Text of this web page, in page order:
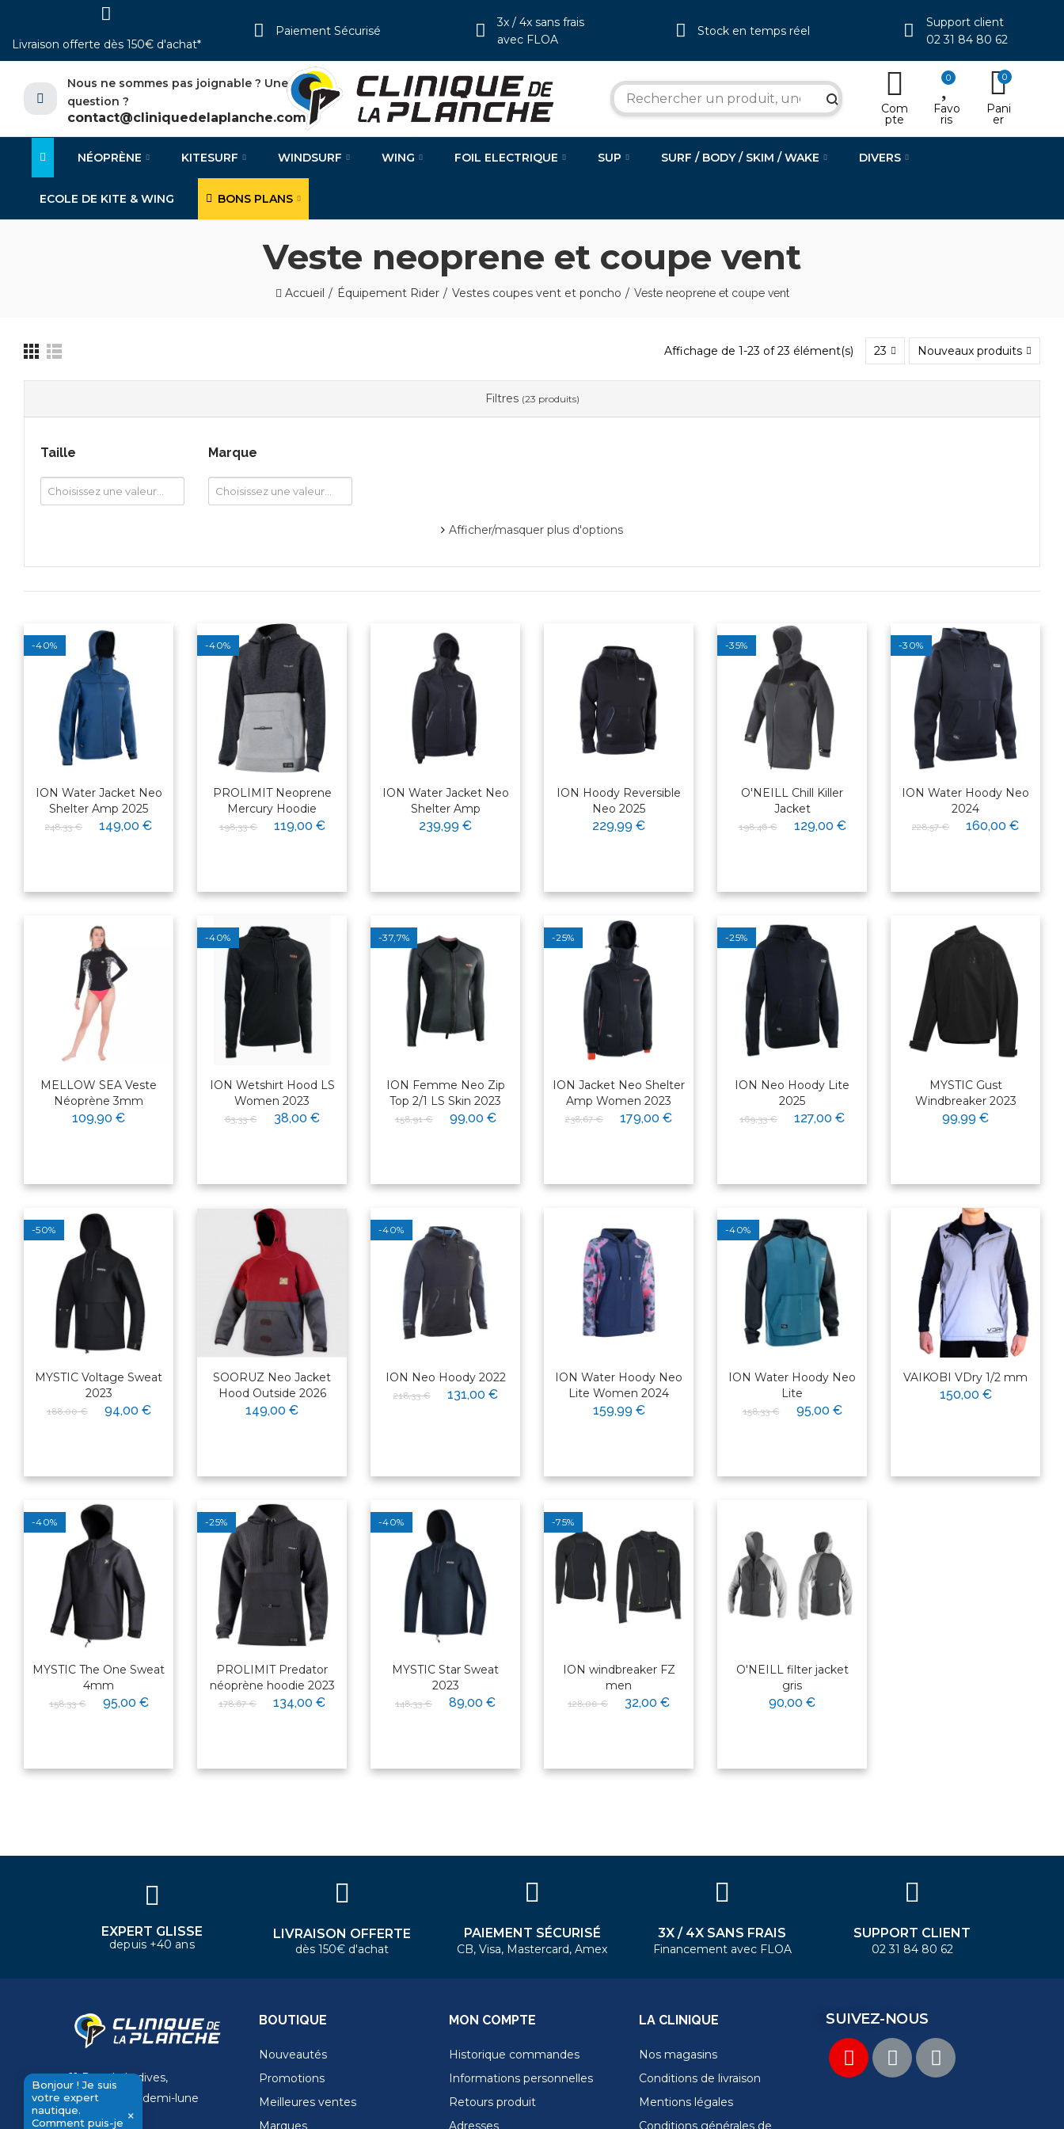
Livraison offerte dès 150€ d'achat*
Paiement Sécurisé
3x / 4x sans frais
avec FLOA
Stock en temps réel
Support client
02 31 84 80 62
Nous ne sommes pas joignable ? Une
question ?
contact@cliniquedelaplanche.com
search Com
pte
0
Favo
ris
0
Pani
er
NÉOPRÈNE KITESURF WINDSURF WING FOIL ELECTRIQUE SUP SURF / BODY / SKIM / WAKE DIVERS
ECOLE DE KITE & WING BONS PLANS
Veste neoprene et coupe vent
Accueil Équipement Rider Vestes coupes vent et poncho Veste neoprene et coupe vent
Affichage de 1-23 of 23 élément(s) 23 Nouveaux produits
Filtres (23 produits)
Taille Marque
Afficher/masquer plus d'options
-40%
ION Water Jacket Neo
Shelter Amp 2025
248,33 € 149,00 €
-40%
PROLIMIT Neoprene
Mercury Hoodie
198,33 € 119,00 €
ION Water Jacket Neo
Shelter Amp
239,99 €
ION Hoody Reversible
Neo 2025
229,99 €
-35%
O'NEILL Chill Killer
Jacket
198,46 € 129,00 €
-30%
ION Water Hoody Neo
2024
228,57 € 160,00 €
MELLOW SEA Veste
Néoprène 3mm
109,90 €
-40%
ION Wetshirt Hood LS
Women 2023
63,33 € 38,00 €
-37,7%
ION Femme Neo Zip
Top 2/1 LS Skin 2023
158,91 € 99,00 €
-25%
ION Jacket Neo Shelter
Amp Women 2023
238,67 € 179,00 €
-25%
ION Neo Hoody Lite
2025
169,33 € 127,00 €
MYSTIC Gust
Windbreaker 2023
99,99 €
-50%
MYSTIC Voltage Sweat
2023
188,00 € 94,00 €
SOORUZ Neo Jacket
Hood Outside 2026
149,00 €
-40%
ION Neo Hoody 2022
218,33 € 131,00 €
ION Water Hoody Neo
Lite Women 2024
159,99 €
-40%
ION Water Hoody Neo
Lite
158,33 € 95,00 €
VAIKOBI VDry 1/2 mm
150,00 €
-40%
MYSTIC The One Sweat
4mm
158,33 € 95,00 €
-25%
PROLIMIT Predator
néoprène hoodie 2023
178,67 € 134,00 €
-40%
MYSTIC Star Sweat
2023
148,33 € 89,00 €
-75%
ION windbreaker FZ
men
128,00 € 32,00 €
O'NEILL filter jacket
gris
90,00 €
×
Bonjour ! Je suis
votre expert
nautique.
Comment puis-je ×
EXPERT GLISSE
depuis +40 ans
LIVRAISON OFFERTE
dès 150€ d'achat
PAIEMENT SÉCURISÉ
CB, Visa, Mastercard, Amex
3X / 4X SANS FRAIS
Financement avec FLOA
SUPPORT CLIENT
02 31 84 80 62
11 Rue de la dives,
4 Place de la demi-lune
14000 Caen
BOUTIQUE
Nouveautés
Promotions
Meilleures ventes
Marques
MON COMPTE
Historique commandes
Informations personnelles
Retours produit
Adresses
LA CLINIQUE
Nos magasins
Conditions de livraison
Mentions légales
Conditions générales de
SUIVEZ-NOUS